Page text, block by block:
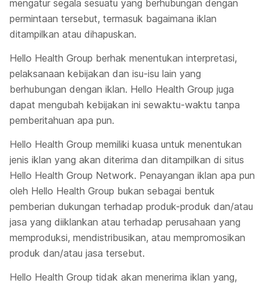
mengatur segala sesuatu yang berhubungan dengan
permintaan tersebut, termasuk bagaimana iklan
ditampilkan atau dihapuskan.
Hello Health Group berhak menentukan interpretasi,
pelaksanaan kebijakan dan isu-isu lain yang
berhubungan dengan iklan. Hello Health Group juga
dapat mengubah kebijakan ini sewaktu-waktu tanpa
pemberitahuan apa pun.
Hello Health Group memiliki kuasa untuk menentukan
jenis iklan yang akan diterima dan ditampilkan di situs
Hello Health Group Network. Penayangan iklan apa pun
oleh Hello Health Group bukan sebagai bentuk
pemberian dukungan terhadap produk-produk dan/atau
jasa yang diiklankan atau terhadap perusahaan yang
memproduksi, mendistribusikan, atau mempromosikan
produk dan/atau jasa tersebut.
Hello Health Group tidak akan menerima iklan yang,